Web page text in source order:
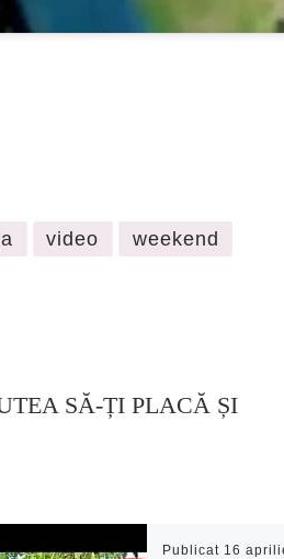
video weekend
SĂ-ȚI PLACĂ ȘI
Publicat 16